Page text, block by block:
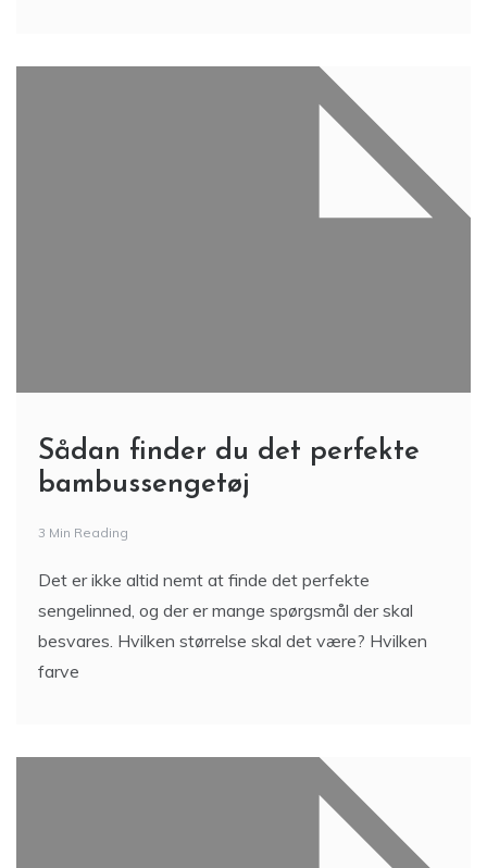
Sådan finder du det perfekte
bambussengetøj
3 Min Reading
Det er ikke altid nemt at finde det perfekte
sengelinned, og der er mange spørgsmål der skal
besvares. Hvilken størrelse skal det være? Hvilken
farve